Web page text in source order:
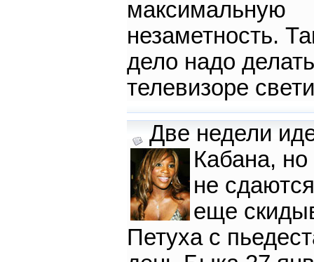
максимальную
незаметность.
дело надо
телевизоре
Две недели
Кабана, но
не
еще
Петуха с